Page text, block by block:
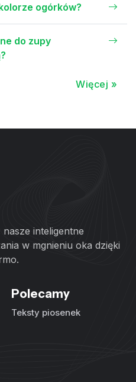
ogórków?
do zupy
Więcej »
inteligentne
w mgnieniu oka dzięki
Polecamy
Teksty piosenek